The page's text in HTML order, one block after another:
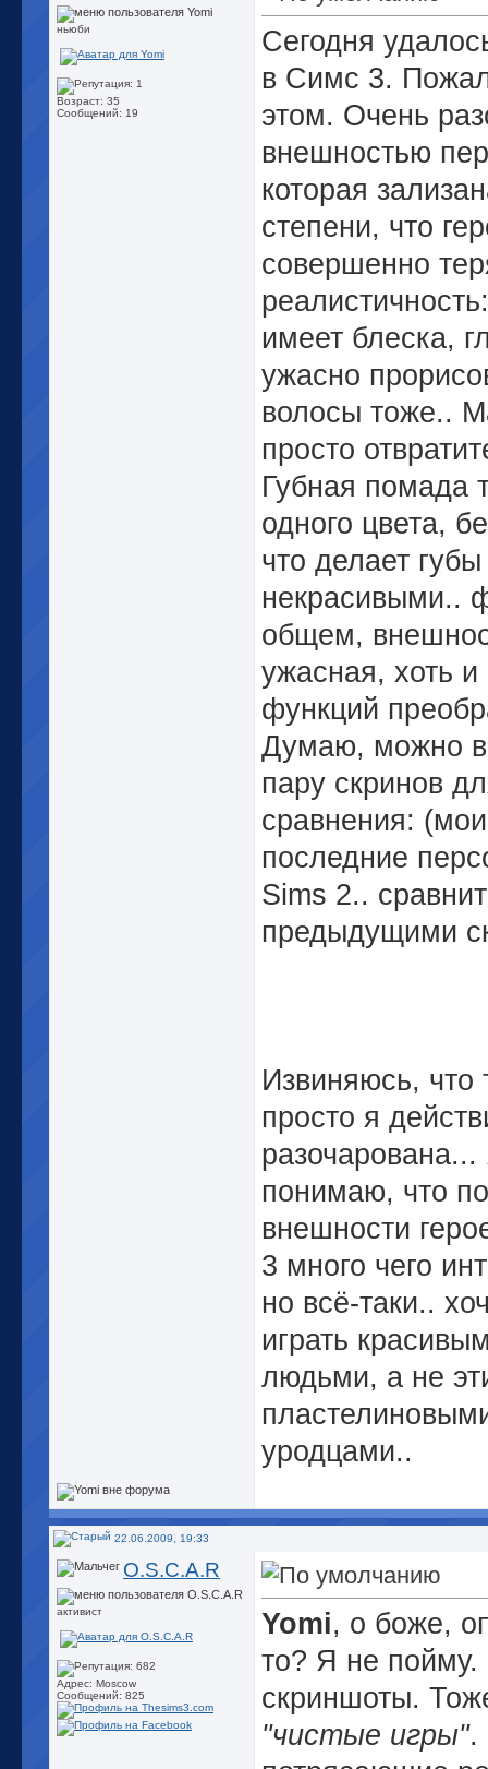
ньюби
Возраст: 35
Сообщений: 19
Сегодня
в Симс 3.
этом. Очень
внешностью
которая
степени, что
совершенно
имеет блеска,
ужасно
волосы тоже..
просто
Губная помада
одного цвета,
что делает губы
некрасивыми..
общем,
ужасная, хоть и
функций
Думаю, можно
пару скринов
сравнения: (мои
последние
Sims 2..
предыдущими
Извиняюсь, что
просто я
понимаю, что
внешности
3 много чего
но всё-таки..
играть
людьми, а не
уродцами..
22.06.2009, 19:33
O.S.C.A.R
активист
Адрес: Moscow
Сообщений: 825
Yomi, о боже,
то? Я не
скриншоты.
"чистые игры".